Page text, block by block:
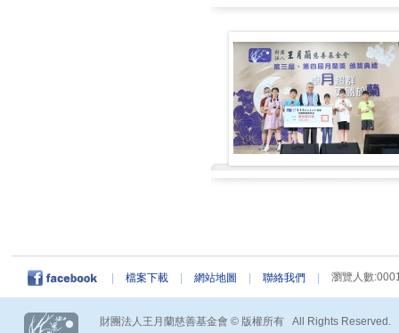
檔案下載 網站地圖 聯絡我們 瀏覽人數
財團法人王月蘭慈善基金會 © 版權所有 All Rights Reserved.